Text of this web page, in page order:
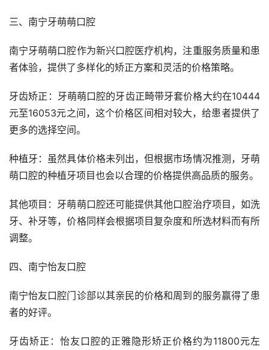
三、南宁牙萌萌口腔
南宁牙萌萌口腔作为新兴口腔医疗机构，注重服务质量和患
者体验，提供了多样化的矫正方案和灵活的价格策略。
牙齿矫正：牙萌萌口腔的牙齿正畸带牙套价格大约在10444
元至16053元之间，这个价格区间相对较大，给患者提供了
更多的选择空间。
种植牙：虽然具体价格未列出，但根据市场情况推测，牙萌
萌口腔的种植牙项目也会以合理的价格提供高品质的服务。
其他项目：牙萌萌口腔还可能提供其他口腔治疗项目，如洗
牙、补牙等，价格同样会根据项目复杂度和所选材料而有所
调整。
四、南宁怡友口腔
南宁怡友口腔门诊部以其亲民的价格和周到的服务赢得了患
者的好评。
牙齿矫正：怡友口腔的正雅隐形矫正价格约为11800元左